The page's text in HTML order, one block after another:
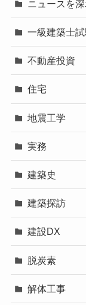
ニュースを
一級建築士
不動産投資
住宅
地震工学
実務
建築史
建築探訪
建設DX
脱炭素
解体工事